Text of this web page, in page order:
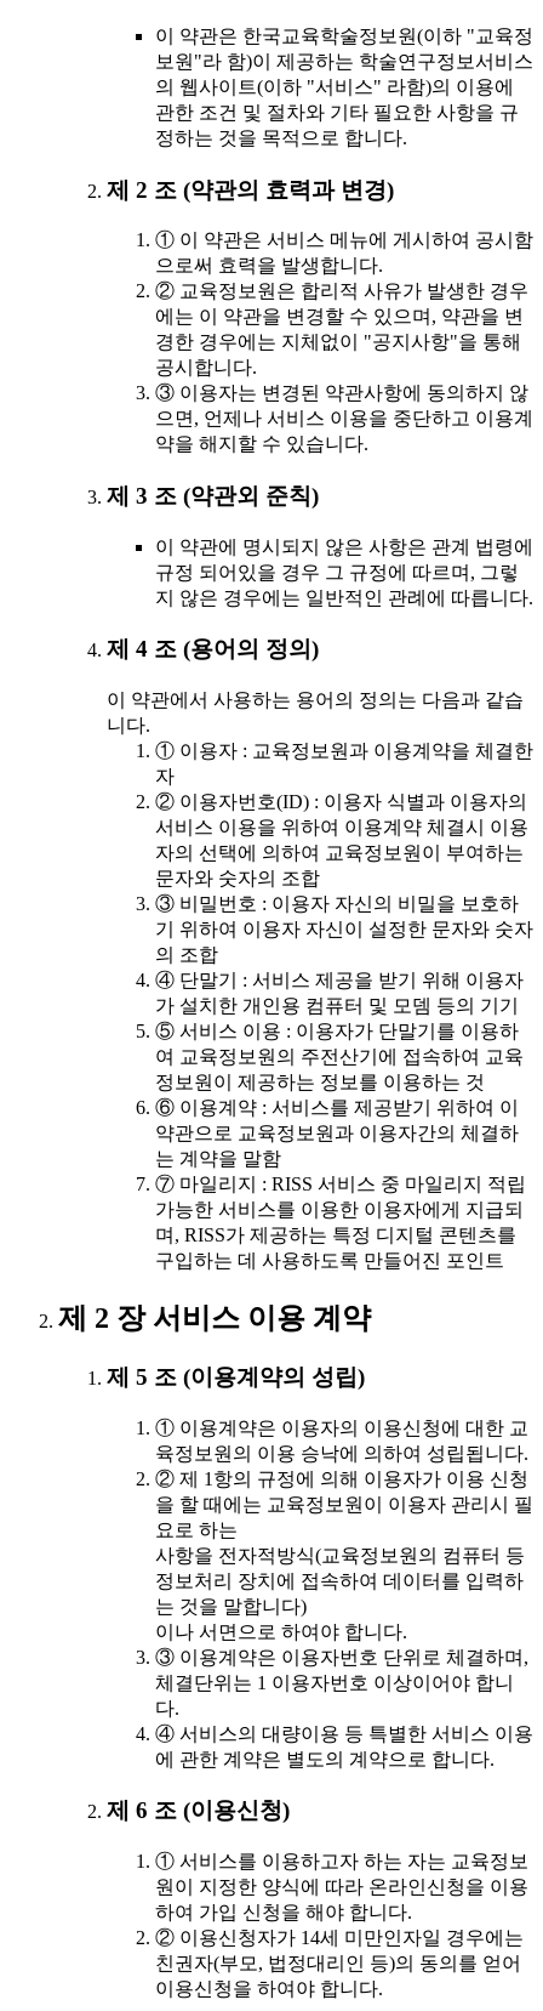
이 약관은 한국교육학술정보원(이하 "교육정
보원"라 함)이 제공하는 학술연구정보서비스
의 웹사이트(이하 "서비스" 라함)의 이용에
관한 조건 및 절차와 기타 필요한 사항을 규
정하는 것을 목적으로 합니다.
제 2 조 (약관의 효력과 변경)
① 이 약관은 서비스 메뉴에 게시하여 공시함
으로써 효력을 발생합니다.
② 교육정보원은 합리적 사유가 발생한 경우
에는 이 약관을 변경할 수 있으며, 약관을 변
경한 경우에는 지체없이 "공지사항"을 통해
공시합니다.
③ 이용자는 변경된 약관사항에 동의하지 않
으면, 언제나 서비스 이용을 중단하고 이용계
약을 해지할 수 있습니다.
제 3 조 (약관외 준칙)
이 약관에 명시되지 않은 사항은 관계 법령에
규정 되어있을 경우 그 규정에 따르며, 그렇
지 않은 경우에는 일반적인 관례에 따릅니다.
제 4 조 (용어의 정의)
이 약관에서 사용하는 용어의 정의는 다음과 같습
니다.
① 이용자 : 교육정보원과 이용계약을 체결한
자
② 이용자번호(ID) : 이용자 식별과 이용자의
서비스 이용을 위하여 이용계약 체결시 이용
자의 선택에 의하여 교육정보원이 부여하는
문자와 숫자의 조합
③ 비밀번호 : 이용자 자신의 비밀을 보호하
기 위하여 이용자 자신이 설정한 문자와 숫자
의 조합
④ 단말기 : 서비스 제공을 받기 위해 이용자
가 설치한 개인용 컴퓨터 및 모뎀 등의 기기
⑤ 서비스 이용 : 이용자가 단말기를 이용하
여 교육정보원의 주전산기에 접속하여 교육
정보원이 제공하는 정보를 이용하는 것
⑥ 이용계약 : 서비스를 제공받기 위하여 이
약관으로 교육정보원과 이용자간의 체결하
는 계약을 말함
⑦ 마일리지 : RISS 서비스 중 마일리지 적립
가능한 서비스를 이용한 이용자에게 지급되
며, RISS가 제공하는 특정 디지털 콘텐츠를
구입하는 데 사용하도록 만들어진 포인트
제 2 장 서비스 이용 계약
제 5 조 (이용계약의 성립)
① 이용계약은 이용자의 이용신청에 대한 교
육정보원의 이용 승낙에 의하여 성립됩니다.
② 제 1항의 규정에 의해 이용자가 이용 신청
을 할 때에는 교육정보원이 이용자 관리시 필
요로 하는
사항을 전자적방식(교육정보원의 컴퓨터 등
정보처리 장치에 접속하여 데이터를 입력하
는 것을 말합니다)
이나 서면으로 하여야 합니다.
③ 이용계약은 이용자번호 단위로 체결하며,
체결단위는 1 이용자번호 이상이어야 합니
다.
④ 서비스의 대량이용 등 특별한 서비스 이용
에 관한 계약은 별도의 계약으로 합니다.
제 6 조 (이용신청)
① 서비스를 이용하고자 하는 자는 교육정보
원이 지정한 양식에 따라 온라인신청을 이용
하여 가입 신청을 해야 합니다.
② 이용신청자가 14세 미만인자일 경우에는
친권자(부모, 법정대리인 등)의 동의를 얻어
이용신청을 하여야 합니다.